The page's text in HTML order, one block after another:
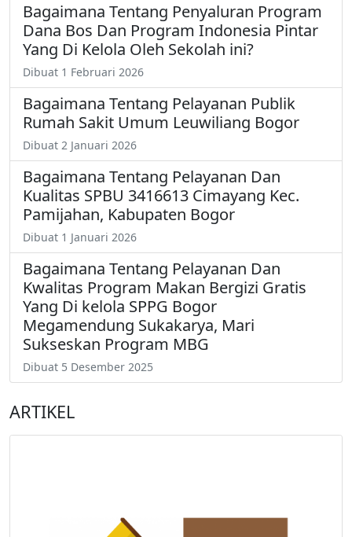
Bagaimana Tentang Penyaluran Program
Dana Bos Dan Program Indonesia Pintar
Yang Di Kelola Oleh Sekolah ini?
Dibuat 1 Februari 2026
Bagaimana Tentang Pelayanan Publik
Rumah Sakit Umum Leuwiliang Bogor
Dibuat 2 Januari 2026
Bagaimana Tentang Pelayanan Dan
Kualitas SPBU 3416613 Cimayang Kec.
Pamijahan, Kabupaten Bogor
Dibuat 1 Januari 2026
Bagaimana Tentang Pelayanan Dan
Kwalitas Program Makan Bergizi Gratis
Yang Di kelola SPPG Bogor
Megamendung Sukakarya, Mari
Sukseskan Program MBG
Dibuat 5 Desember 2025
ARTIKEL